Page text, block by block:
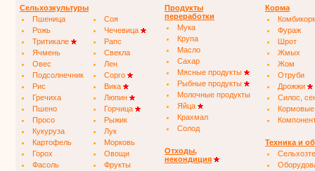
Сельхозкультуры
Пшеница
Соя
Рожь
Чечевица
Тритикале
Рапс
Ячмень
Свекла
Овес
Лен
Подсолнечник
Сорго
Рис
Вика
Гречиха
Люпин
Пшено
Горчица
Просо
Рыжик
Кукуруза
Лук
Картофель
Морковь
Горох
Овощи
Фасоль
Фрукты
Продукты
переработки
Мука
Крупа
Масло
Сахар
Мясные продукты
Рыбные продукты
Молочные продукты
Яйца
Крахмал
Солод
Отходы,
некондиция
Корма
Фураж
Шрот
Жмых
Жом
Отруби
Дрожжи
Силос,
Техника и